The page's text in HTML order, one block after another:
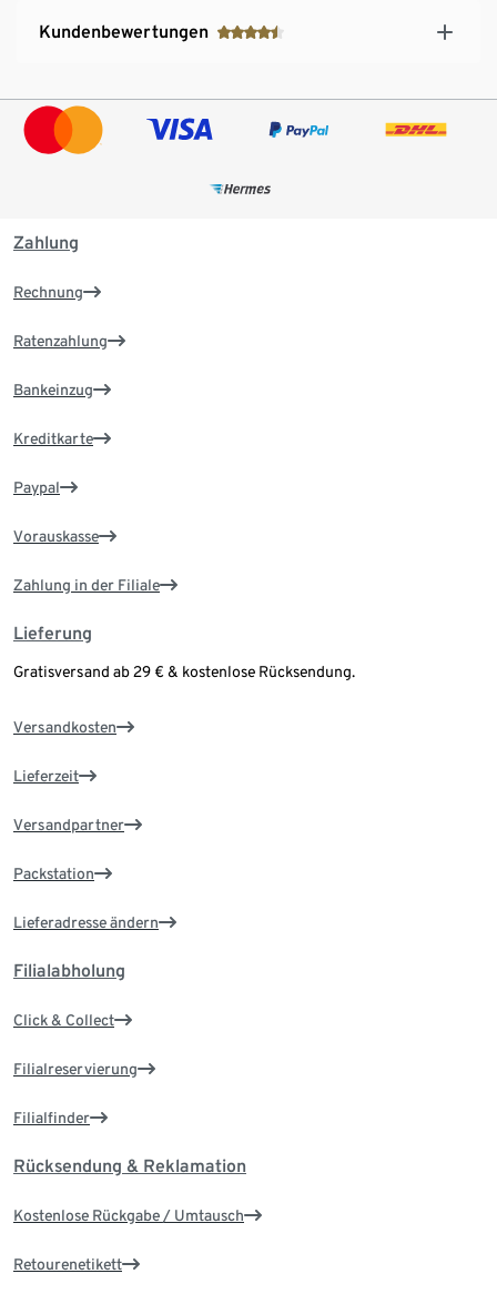
Kundenbewertungen
Zahlung
Rechnung
Ratenzahlung
Bankeinzug
Kreditkarte
Paypal
Vorauskasse
Zahlung in der Filiale
Lieferung
Gratisversand ab 29 € & kostenlose Rücksendung.
Versandkosten
Lieferzeit
Versandpartner
Packstation
Lieferadresse ändern
Filialabholung
Click & Collect
Filialreservierung
Filialfinder
Rücksendung & Reklamation
Kostenlose Rückgabe / Umtausch
Retourenetikett